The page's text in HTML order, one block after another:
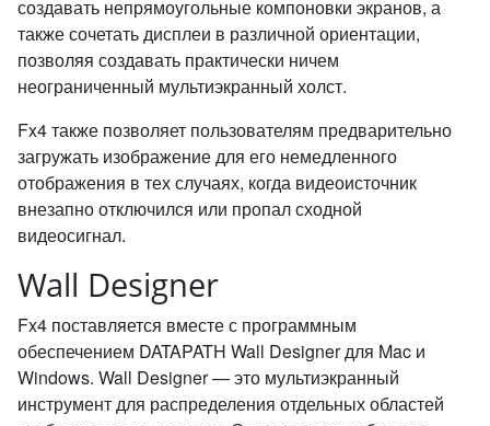
создавать непрямоугольные компоновки экранов, а
также сочетать дисплеи в различной ориентации,
позволяя создавать практически ничем
неограниченный мультиэкранный холст.
Fx4 также позволяет пользователям предварительно
загружать изображение для его немедленного
отображения в тех случаях, когда видеоисточник
внезапно отключился или пропал сходной
видеосигнал.
Wall Designer
Fx4 поставляется вместе с программным
обеспечением DATAPATH Wall Designer для Mac и
Windows. Wall Designer — это мультиэкранный
инструмент для распределения отдельных областей